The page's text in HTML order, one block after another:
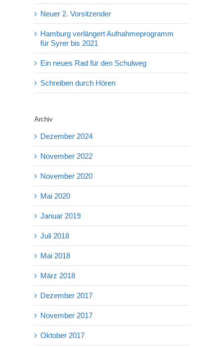
Neuer 2. Vorsitzender
Hamburg verlängert Aufnahmeprogramm
für Syrer bis 2021
Ein neues Rad für den Schulweg
Schreiben durch Hören
Archiv
Dezember 2024
November 2022
November 2020
Mai 2020
Januar 2019
Juli 2018
Mai 2018
März 2018
Dezember 2017
November 2017
Oktober 2017